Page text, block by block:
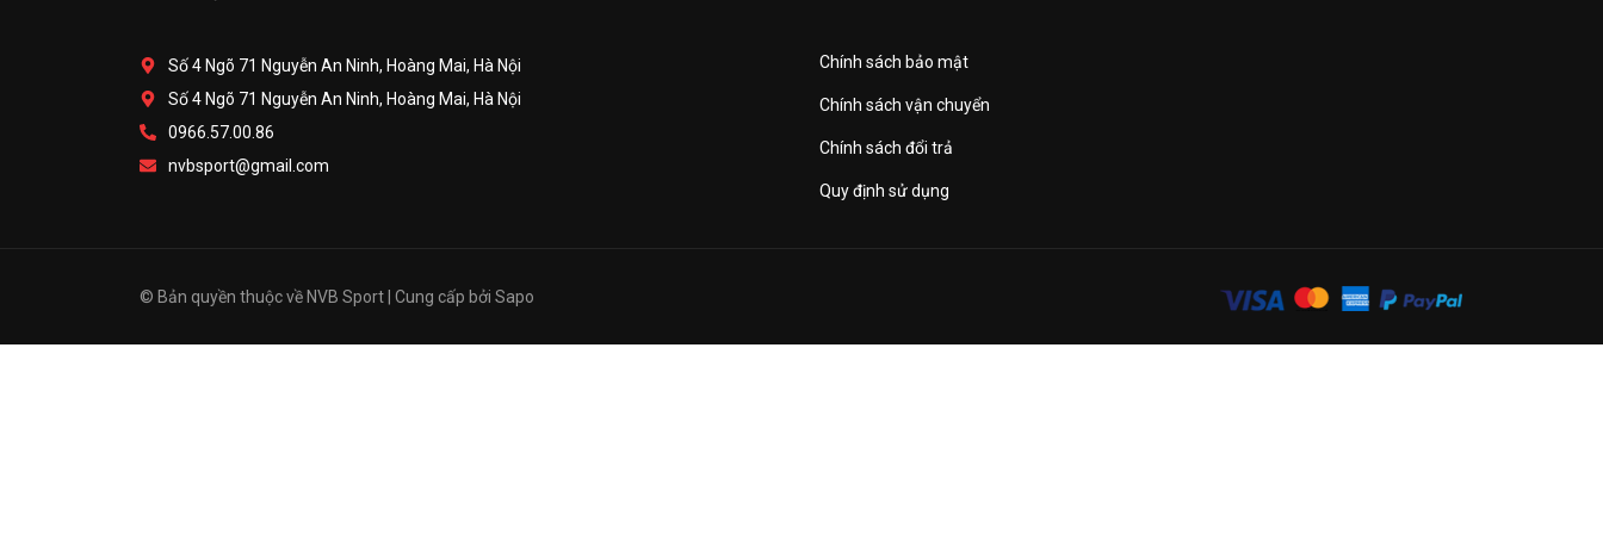
Số 4 Ngõ 71 Nguyễn An Ninh, Hoàng Mai, Hà Nội
Số 4 Ngõ 71 Nguyễn An Ninh, Hoàng Mai, Hà Nội
0966.57.00.86
nvbsport@gmail.com
Chính sách bảo mật
Chính sách vận chuyển
Chính sách đổi trả
Quy định sử dụng
© Bản quyền thuộc vềNVB Sport| Cung cấp bởi Sapo